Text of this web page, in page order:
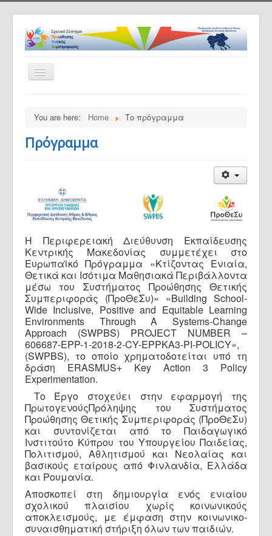
Toggle
Navigation
Το πρόγραμμα
Ανακοινώσεις
ΠΡΟΘΕΣΥ -Εκπαιδευτικό Υλικό
Επικοινωνία
You are here: Home Το πρόγραμμα
Πρόγραμμα
Η Περιφερειακή Διεύθυνση Εκπαίδευσης
Κεντρικής Μακεδονίας συμμετέχει στο
Ευρωπαϊκό Πρόγραμμα «Κτίζοντας Ενιαία,
Θετικά και Ισότιμα Μαθησιακά Περιβάλλοντα
μέσω του Συστήματος Προώθησης Θετικής
Συμπεριφοράς (ΠροΘεΣυ)» «Building School-
Wide Inclusive, Positive and Equitable Learning
Environments Through A Systems-Change
Approach (SWPBS) PROJECT NUMBER –
606687-EPP-1-2018-2-CY-EPPKA3-PI-POLICY»,
(SWPBS), το οποίο χρηματοδοτείται υπό τη
δράση ERASMUS+ Key Action 3 Policy
Experimentation.
Το Έργο στοχεύει στην εφαρμογή της
ΠρωτογενούςΠρόληψης του Συστήματος
Προώθησης Θετικής Συμπεριφοράς (ΠροΘεΣυ)
και συντονίζεται από το Παιδαγωγικό
Ινστιτούτο Κύπρου του Υπουργείου Παιδείας,
Πολιτισμού, Αθλητισμού και Νεολαίας και
βασικούς εταίρους από Φινλανδία, Ελλάδα
και Ρουμανία.
Αποσκοπεί στη δημιουργία ενός ενιαίου
σχολικού πλαισίου χωρίς κοινωνικούς
αποκλεισμούς, με έμφαση στην κοινωνικο-
συναισθηματική στήριξη όλων των παιδιών.